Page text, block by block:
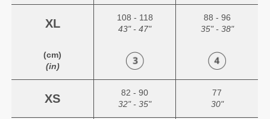
XL
108 - 118
43" - 47"
88 - 96
35" - 38"
(cm)
(in)
XS
82 - 90
32" - 35"
77
30"